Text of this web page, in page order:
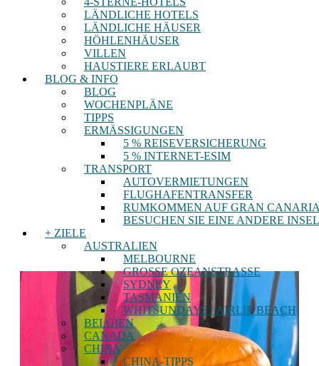
LÄNDLICHE HOTELS
LÄNDLICHE HÄUSER
HÖHLENHÄUSER
VILLEN
HAUSTIERE ERLAUBT
BLOG & INFO
BLOG
WOCHENPLÄNE
TIPPS
ERMÄSSIGUNGEN
5 % REISEVERSICHERUNG
5 % INTERNET-ESIM
TRANSPORT
AUTOVERMIETUNGEN
FLUGHAFENTRANSFER
RUMKOMMEN AUF GRAN
BESUCHEN SIE EINE ANDERE INSEL
+ ZIELE
AUSTRALIEN
MELBOURNE
GROSSE OZEANSTRASSE
SYDNEY
TASMANIEN
WHITSUNDAYS / AIRLIE BEACH
BELGIEN
CANADA
CHINA
CHINA-TIPPS